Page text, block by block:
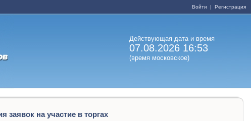
Войти | Регистрация
Действующая дата и время
07.08.2026 16:53
(время московское)
заявок на участие в торгах